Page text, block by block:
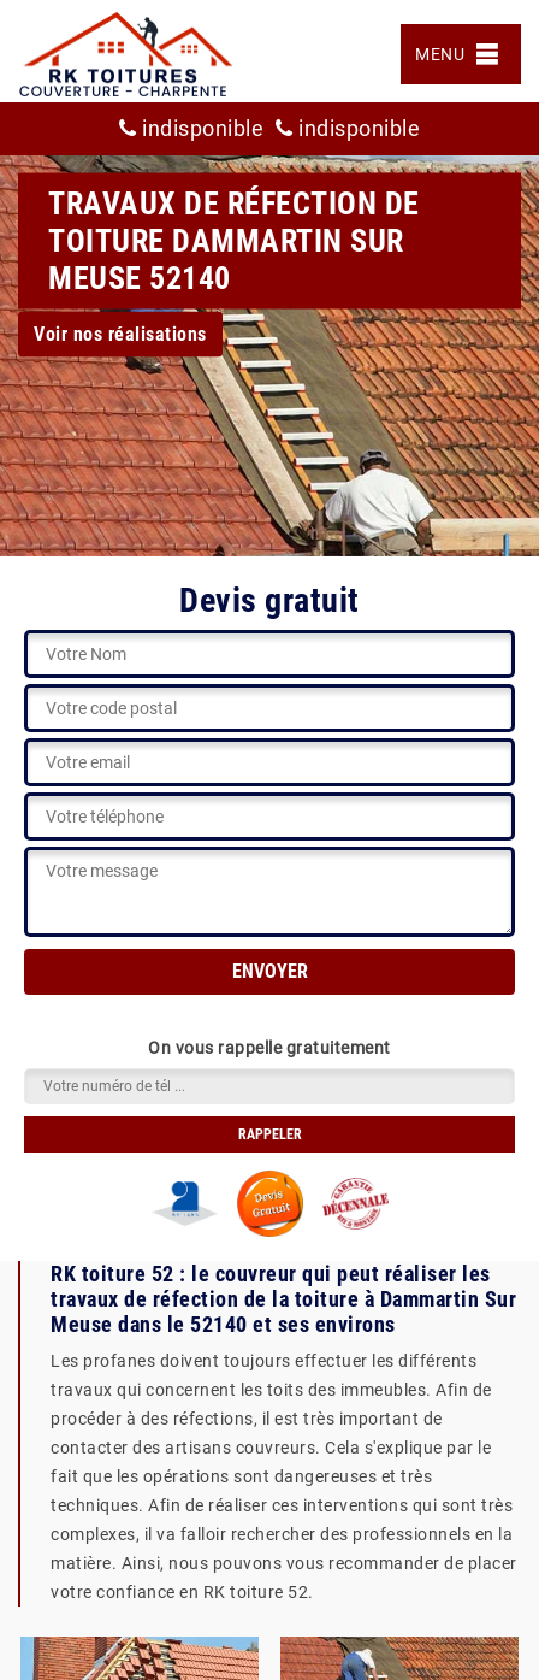
MENU
indisponible indisponible
TRAVAUX DE RÉFECTION DE
TOITURE DAMMARTIN SUR
MEUSE 52140
Voir nos réalisations
Devis gratuit
On vous rappelle gratuitement
RK toiture 52 : le couvreur qui peut réaliser les
travaux de réfection de la toiture à Dammartin Sur
Meuse dans le 52140 et ses environs
Les profanes doivent toujours effectuer les différents
travaux qui concernent les toits des immeubles. Afin de
procéder à des réfections, il est très important de
contacter des artisans couvreurs. Cela s'explique par le
fait que les opérations sont dangereuses et très
techniques. Afin de réaliser ces interventions qui sont très
complexes, il va falloir rechercher des professionnels en la
matière. Ainsi, nous pouvons vous recommander de placer
votre confiance en RK toiture 52.